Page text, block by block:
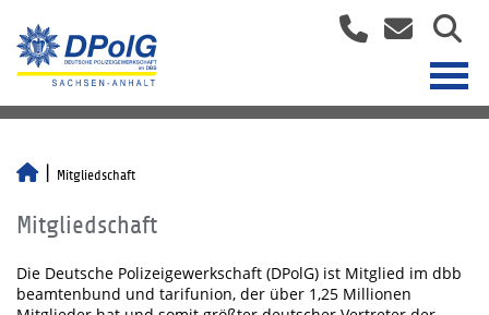
Mitgliedschaft
Mitgliedschaft
Die Deutsche Polizeigewerkschaft (DPolG) ist Mitglied im dbb
beamtenbund und tarifunion, der über 1,25 Millionen